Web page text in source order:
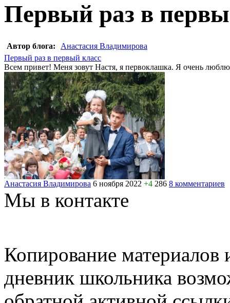
Первый раз в
Автор блога:
Анастасия Владимирова
Первый раз в первый класс
Всем привет! Меня зовут Настя, я первоклашка. Я очень
Анастасия Владимирова 6 ноября 2022 +4 286 8 комментариев
Мы в контакте
Копирование материалов
дневник школьника